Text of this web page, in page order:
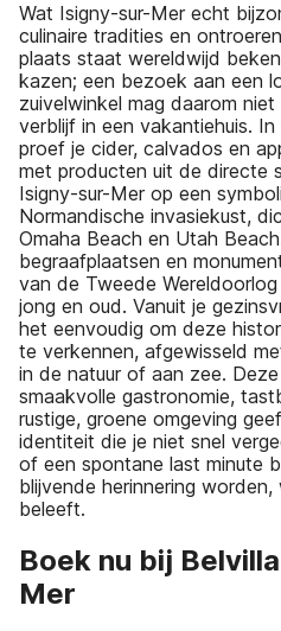
Wat Isigny-sur-Mer echt
culinaire tradities en
plaats staat wereldwijd
kazen; een bezoek aan een
zuivelwinkel mag daarom
verblijf in een vakantiehuis.
proef je cider, calvados en
met producten uit de directe
Isigny-sur-Mer op een
Normandische invasiekust,
Omaha Beach en Utah
begraafplaatsen en
van de Tweede
jong en oud. Vanuit je
het eenvoudig om deze
te verkennen, afgewisseld
in de natuur of aan zee.
smaakvolle gastronomie,
rustige, groene omgeving
identiteit die je niet snel
of een spontane last minute
blijvende herinnering
beleeft.
Boek nu bij
Mer